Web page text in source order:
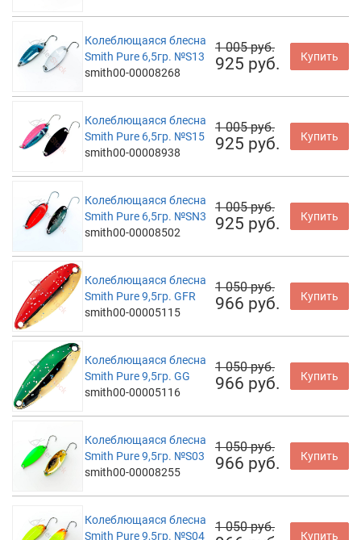
Колеблющаяся блесна
Smith Pure 6,5гр. №S13
smith00-00008268
1 005 руб.
925 руб. Купить
Колеблющаяся блесна
Smith Pure 6,5гр. №S15
smith00-00008938
1 005 руб.
925 руб. Купить
Колеблющаяся блесна
Smith Pure 6,5гр. №SN3
smith00-00008502
1 005 руб.
925 руб. Купить
Колеблющаяся блесна
Smith Pure 9,5гр. GFR
smith00-00005115
1 050 руб.
966 руб. Купить
Колеблющаяся блесна
Smith Pure 9,5гр. GG
smith00-00005116
1 050 руб.
966 руб. Купить
Колеблющаяся блесна
Smith Pure 9,5гр. №S03
smith00-00008255
1 050 руб.
966 руб. Купить
Колеблющаяся блесна
Smith Pure 9,5гр. №S04
1 050 руб.
Купить